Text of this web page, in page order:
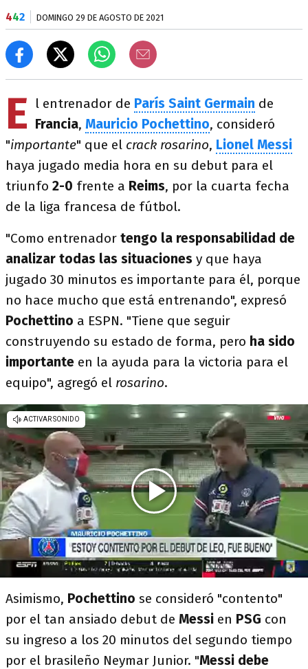
442 DOMINGO 29 DE AGOSTO DE 2021
E l entrenador de París Saint Germain de
Francia, Mauricio Pochettino, consideró
"importante" que el crack rosarino, Lionel Messi
haya jugado media hora en su debut para el
triunfo 2-0 frente a Reims, por la cuarta fecha
de la liga francesa de fútbol.
"Como entrenador tengo la responsabilidad de
analizar todas las situaciones y que haya
jugado 30 minutos es importante para él, porque
no hace mucho que está entrenando", expresó
Pochettino a ESPN. "Tiene que seguir
construyendo su estado de forma, pero ha sido
importante en la ayuda para la victoria para el
equipo", agregó el rosarino.
Asimismo, Pochettino se consideró "contento"
por el tan ansiado debut de Messi en PSG con
su ingreso a los 20 minutos del segundo tiempo
por el brasileño Neymar Junior. "Messi debe